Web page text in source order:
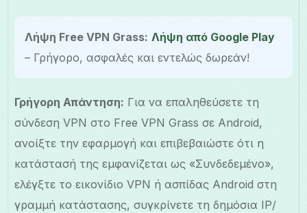
Λήψη Free VPN Grass: Λήψη από Google Play
– Γρήγορο, ασφαλές και εντελώς δωρεάν!
Γρήγορη Απάντηση: Για να επαληθεύσετε τη
σύνδεση VPN στο Free VPN Grass σε Android,
ανοίξτε την εφαρμογή και επιβεβαιώστε ότι η
κατάστασή της εμφανίζεται ως «Συνδεδεμένο»,
ελέγξτε το εικονίδιο VPN ή ασπίδας Android στη
γραμμή κατάστασης, συγκρίνετε τη δημόσια IP/